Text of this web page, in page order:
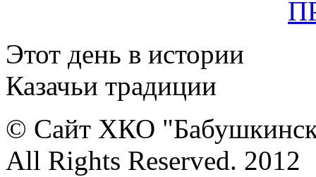
Этот день в истории
Казачьи традиции
© Сайт ХКО
All Rights Reserved. 2012